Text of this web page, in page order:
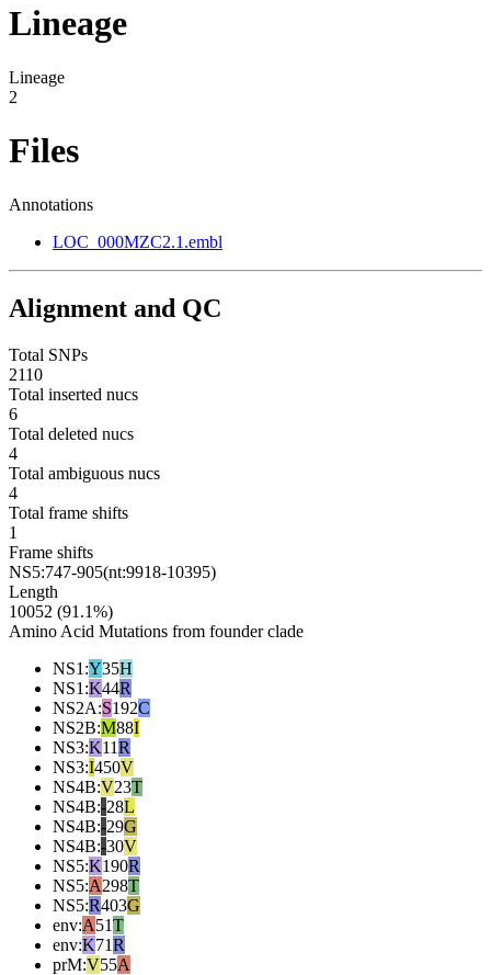
Lineage
Lineage
2
Files
Annotations
LOC_000MZC2.1.embl
Alignment and QC
Total SNPs
2110
Total inserted nucs
6
Total deleted nucs
4
Total ambiguous nucs
4
Total frame shifts
1
Frame shifts
NS5:747-905(nt:9918-10395)
Length
10052 (91.1%)
Amino Acid Mutations from founder clade
NS1 :Y35H
NS1 :K44R
NS2A:S192C
NS2B:M88I
NS3:K11R
NS3:I450V
NS4B:V23T
NS4B:-28L
NS4B:-29G
NS4B:-30V
NS5:K190R
NS5:A298T
NS5:R403G
env:A51T
env:K71R
prM:V55A